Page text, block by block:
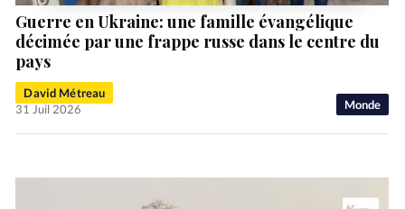
Monde
Guerre en Ukraine: une famille évangélique
décimée par une frappe russe dans le centre du
pays
David Métreau
31 Juil 2026